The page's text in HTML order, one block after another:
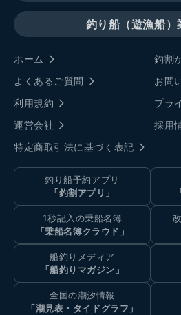
釣り船（遊漁船）
ホーム
釣割
よくあるご質問
お問
利用規約
プラ
運営会社
採用
特定商取引法に基づく表記
釣り船予約アプリ
「釣割アプリ」
1秒記入の乗船名簿
「乗船名簿クラウド」
船釣りメディア
「船釣りマガジン」
全国の潮汐情報
「潮見表・タイドグラフ」